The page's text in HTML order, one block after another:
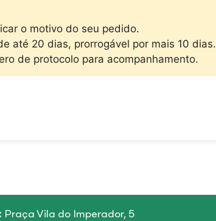
o motivo do seu pedido.
até 20 dias, prorrogável por mais 10 dias.
de protocolo para acompanhamento.
Praça Vila do Imperador, 5